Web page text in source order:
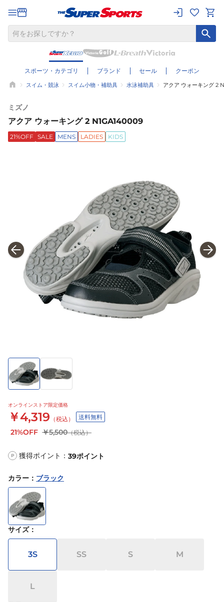
スポーツ・カテゴリ ブランド セール クーポン
スイム・競泳 スイム小物・補助具 水泳補助具 アクア ウォーキング 2
ミズノ
アクア ウォーキング 2 N1GA140009
21%OFF SALE MENS LADIES KIDS
オンラインストア限定価格
￥4,319 （税込） 送料無料
21%OFF ￥5,500（税込）
P 獲得ポイント： 39ポイント
カラー ： ブラック
サイズ：
3S SS S M
L